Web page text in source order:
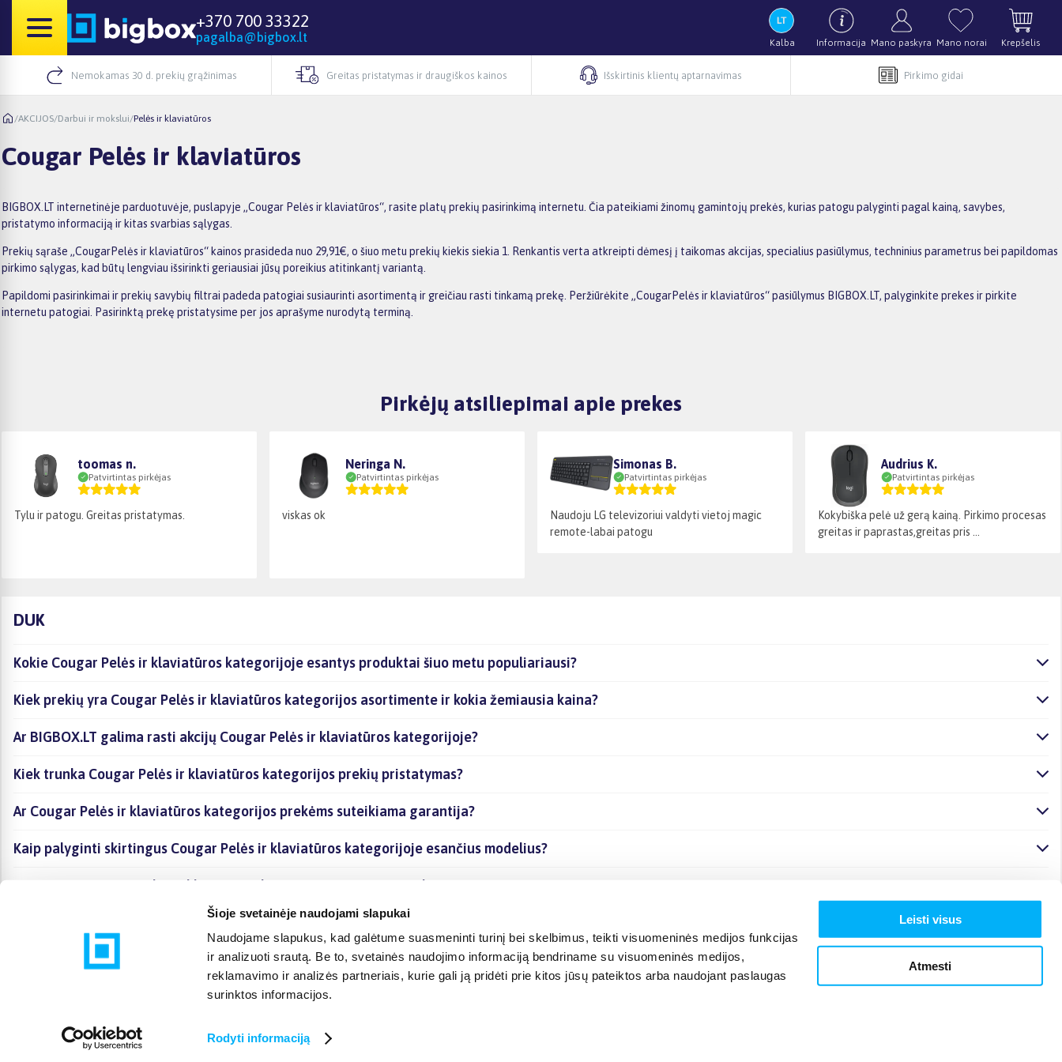
Šioje svetainėje naudojami slapukai
Naudojame slapukus, kad galėtume suasmeninti turinį bei skelbimus, teikti visuomeninės medijos funkcijas
ir analizuoti srautą. Be to, svetainės naudojimo informaciją bendriname su visuomeninės medijos,
reklamavimo ir analizės partneriais, kurie gali ją pridėti prie kitos jūsų pateiktos arba naudojant paslaugas
surinktos informacijos.
Rodyti informaciją
Leisti visus
Atmesti
+370 700 33322
pagalba@bigbox.lt Kalba Informacija Mano paskyra Mano norai Krepšelis
Nemokamas 30 d. prekių grąžinimas Greitas pristatymas ir draugiškos kainos Išskirtinis klientų aptarnavimas Pirkimo gidai
/AKCIJOS/Darbui ir mokslui/Pelės ir klaviatūros
Cougar Pelės ir klaviatūros
BIGBOX.LT internetinėje parduotuvėje, puslapyje „Cougar Pelės ir klaviatūros“, rasite platų prekių pasirinkimą internetu. Čia pateikiami žinomų gamintojų prekės, kurias patogu palyginti pagal kainą, savybes,
pristatymo informaciją ir kitas svarbias sąlygas.
Prekių sąraše „CougarPelės ir klaviatūros“ kainos prasideda nuo 29,91€, o šiuo metu prekių kiekis siekia 1. Renkantis verta atkreipti dėmesį į taikomas akcijas, specialius pasiūlymus, techninius parametrus bei papildomas
pirkimo sąlygas, kad būtų lengviau išsirinkti geriausiai jūsų poreikius atitinkantį variantą.
Papildomi pasirinkimai ir prekių savybių filtrai padeda patogiai susiaurinti asortimentą ir greičiau rasti tinkamą prekę. Peržiūrėkite „CougarPelės ir klaviatūros“ pasiūlymus BIGBOX.LT, palyginkite prekes ir pirkite
internetu patogiai. Pasirinktą prekę pristatysime per jos aprašyme nurodytą terminą.
Pirkėjų atsiliepimai apie prekes
toomas n.
Patvirtintas pirkėjas
Ty­lu ir patogu. Greitas pristatymas.
Neringa N.
Patvirtintas pirkėjas
viskas ok
Simonas B.
Patvirtintas pirkėjas
Naudoju LG televizoriui valdyti vietoj magic
remote-labai patogu
Audrius K.
Patvirtintas pirkėjas
Kokybiška pelė už gerą kainą. Pirkimo procesas
greitas ir paprastas,greitas pris ...
DUK
Kokie Cougar Pelės ir klaviatūros kategorijoje esantys produktai šiuo metu populiariausi?
Kiek prekių yra Cougar Pelės ir klaviatūros kategorijos asortimente ir kokia žemiausia kaina?
Ar BIGBOX.LT galima rasti akcijų Cougar Pelės ir klaviatūros kategorijoje?
Kiek trunka Cougar Pelės ir klaviatūros kategorijos prekių pristatymas?
Ar Cougar Pelės ir klaviatūros kategorijos prekėms suteikiama garantija?
Kaip palyginti skirtingus Cougar Pelės ir klaviatūros kategorijoje esančius modelius?
Kaip įsigyti Cougar Pelės ir klaviatūros kategorijoje esančias prekes internetu?